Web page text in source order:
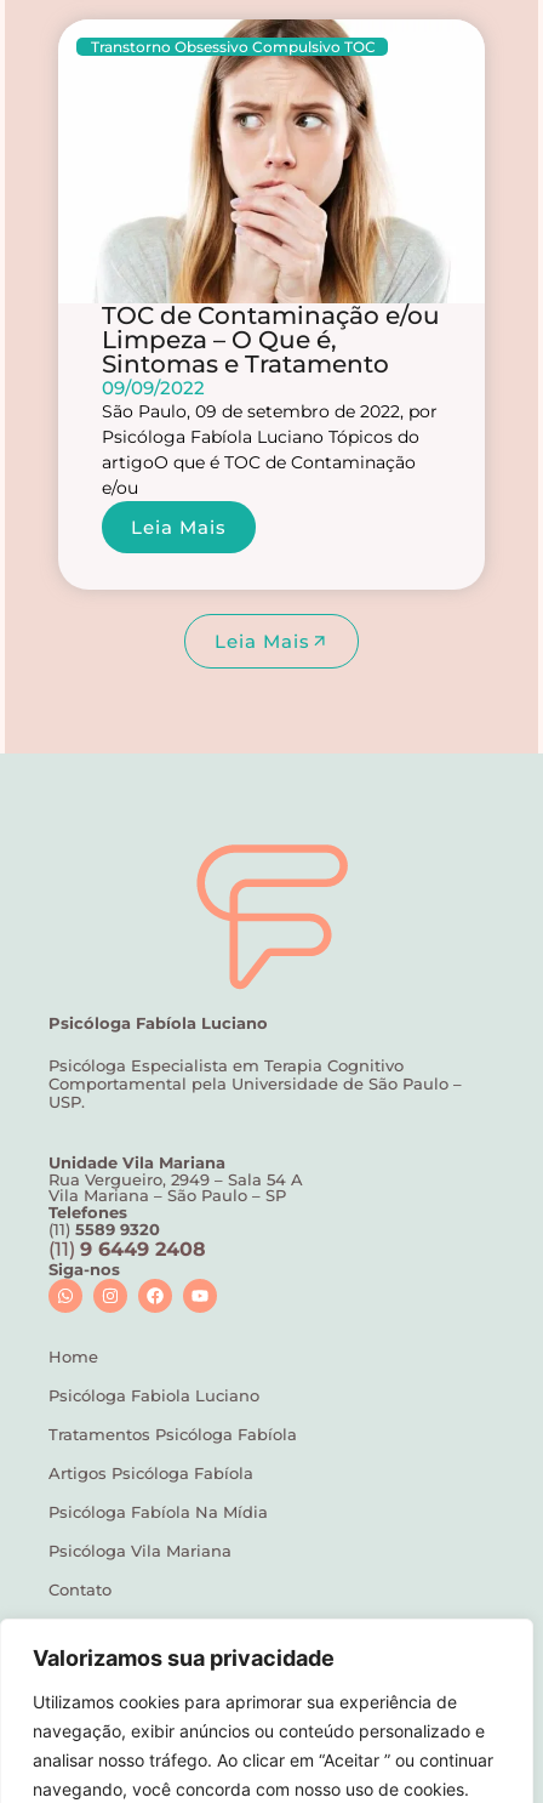
Valorizamos sua privacidade
Utilizamos cookies para aprimorar sua experiência de
navegação, exibir anúncios ou conteúdo personalizado e
analisar nosso tráfego. Ao clicar em “Aceitar ” ou continuar
navegando, você concorda com nosso uso de cookies.
Transtorno Obsessivo Compulsivo TOC
TOC de Contaminação e/ou
Limpeza – O Que é,
Sintomas e Tratamento
09/09/2022
São Paulo, 09 de setembro de 2022, por
Psicóloga Fabíola Luciano Tópicos do
artigoO que é TOC de Contaminação
e/ou
Leia Mais
Leia Mais
Psicóloga Fabíola Luciano
Psicóloga Especialista em Terapia Cognitivo
Comportamental pela Universidade de São Paulo –
USP.
Unidade Vila Mariana
Rua Vergueiro, 2949 – Sala 54 A
Vila Mariana – São Paulo – SP
Telefones
(11) 5589 9320
(11) 9 6449 2408
Siga-nos
Home
Psicóloga Fabiola Luciano
Tratamentos Psicóloga Fabíola
Artigos Psicóloga Fabíola
Psicóloga Fabíola Na Mídia
Psicóloga Vila Mariana
Contato